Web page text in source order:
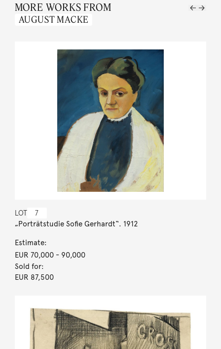
MORE WORKS FROM
AUGUST MACKE
LOT 7
„Porträtstudie Sofie Gerhardt“. 1912
Estimate:
EUR 70,000- 90,000
Sold for:
EUR 87,500